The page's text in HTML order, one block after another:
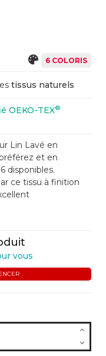
6 COLORIS
tissus naturels
OEKO-TEX®
Lin Lavé en
et en
disponibles.
ce tissu à finition
vous